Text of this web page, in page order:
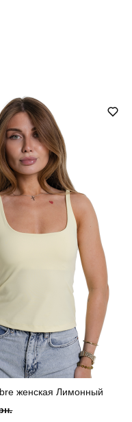
україна
женская Лимонный